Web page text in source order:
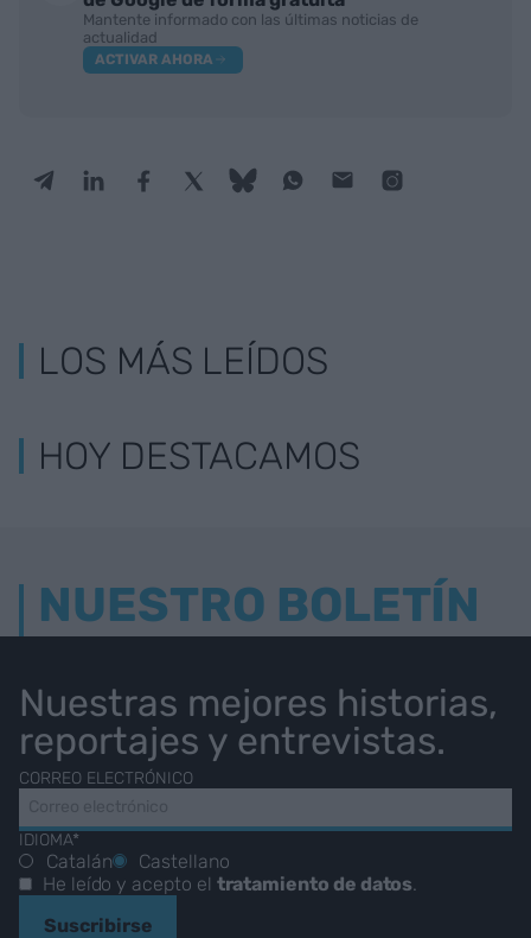
Mantente informado con las últimas noticias de
actualidad
ACTIVAR AHORA
LOS MÁS LEÍDOS
HOY DESTACAMOS
NUESTRO BOLETÍN
Nuestras mejores historias,
reportajes y entrevistas.
CORREO ELECTRÓNICO
IDIOMA*
Catalán
Castellano
He leído y acepto el tratamiento de datos.
Suscribirse